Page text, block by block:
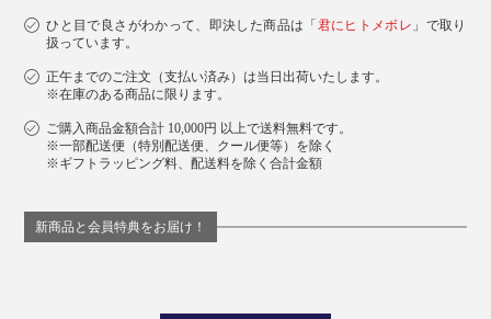
ひと目で良さがわかって、即決した商品は「君にヒトメボレ 」で取り
扱っています。
正午までのご注文（支払い済み）は当日出荷いたします。
※在庫のある商品に限ります。
ご購入商品金額合計 10,000円 以上で送料無料です。
※一部配送便（特別配送便、クール便等）を除く
※ギフトラッピング料、配送料を除く合計金額
新商品と会員特典をお届け！